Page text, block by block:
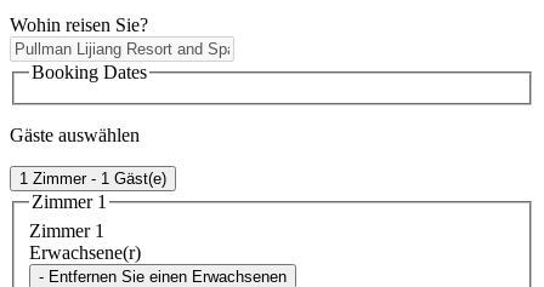
Wohin reisen Sie?
Booking Dates
Gäste auswählen
1 Zimmer - 1 Gäst(e)
Zimmer 1
Zimmer 1
Erwachsene(r)
- Entfernen Sie einen Erwachsenen